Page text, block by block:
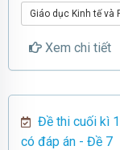
Giáo dục Kinh tế và
Xem chi tiết
Đề thi cuối kì
có đáp án - Đề 7